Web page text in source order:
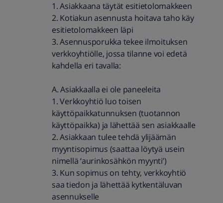
1. Asiakkaana täytät esitietolomakkeen
2. Kotiakun asennusta hoitava taho käy
esitietolomakkeen läpi
3. Asennusporukka tekee ilmoituksen
verkkoyhtiölle, jossa tilanne voi edetä
kahdella eri tavalla:
A. Asiakkaalla ei ole paneeleita
1. Verkkoyhtiö luo toisen
käyttöpaikkatunnuksen (tuotannon
käyttöpaikka) ja lähettää sen asiakkaalle
2. Asiakkaan tulee tehdä ylijäämän
myyntisopimus (saattaa löytyä usein
nimellä ‘aurinkosähkön myynti’)
3. Kun sopimus on tehty, verkkoyhtiö
saa tiedon ja lähettää kytkentäluvan
asennukselle